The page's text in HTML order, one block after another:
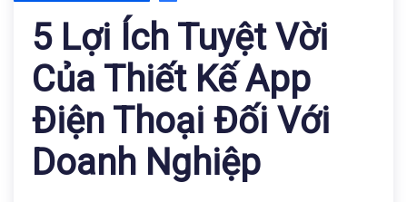
5 Lợi Ích Tuyệt Vời
Của Thiết Kế App
Điện Thoại Đối Với
Doanh Nghiệp